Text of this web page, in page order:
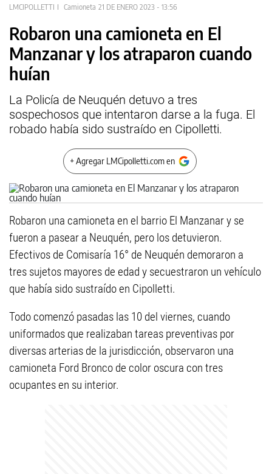
LMCIPOLLETTI Camioneta 21 DE ENERO 2023 - 13:56
Robaron una camioneta en El
Manzanar y los atraparon cuando
huían
La Policía de Neuquén detuvo a tres
sospechosos que intentaron darse a la fuga. El
robado había sido sustraído en Cipolletti.
+ Agregar LMCipolletti.com en
Robaron una camioneta en el barrio El Manzanar y se
fueron a pasear a Neuquén, pero los detuvieron.
Efectivos de Comisaría 16° de Neuquén demoraron a
tres sujetos mayores de edad y secuestraron un vehículo
que había sido sustraído en Cipolletti.
Todo comenzó pasadas las 10 del viernes, cuando
uniformados que realizaban tareas preventivas por
diversas arterias de la jurisdicción, observaron una
camioneta Ford Bronco de color oscura con tres
ocupantes en su interior.